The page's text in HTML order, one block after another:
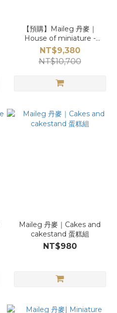
【預購】Maileg 丹麥｜
House of miniature -
Dollhouse 娃娃屋 - 北歐家
NT$9,380
NT$10,700
Maileg 丹麥｜Cakes and
cakestand 蛋糕組
NT$980